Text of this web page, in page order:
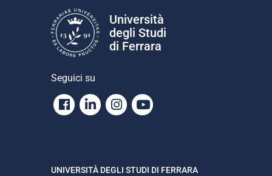
Università
degli Studi
di Ferrara
Seguici su
Facebook
LinkedinInstagram
Youtube
UNIVERSITÀ DEGLI STUDI DI FERRARA